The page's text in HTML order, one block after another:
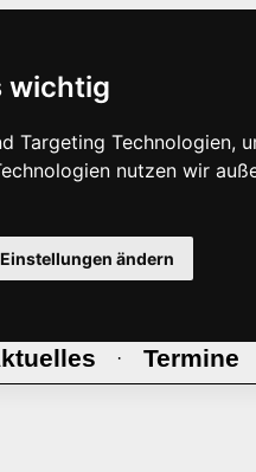
wichtig
Targeting Technologien,
nutzen wir
Einstellungen ändern
· Termine